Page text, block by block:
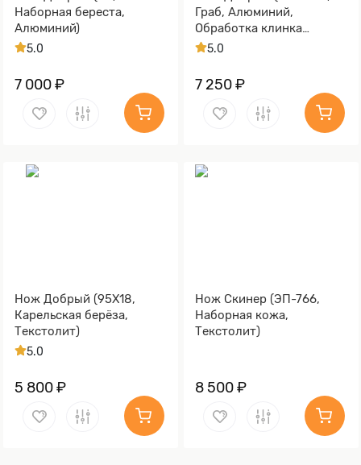
Наборная береста,
Алюминий)
5.0
7 000 ₽
Граб, Алюминий,
Обработка клинка
Stonewash)
5.0
7 250 ₽
Нож Добрый (95Х18,
Карельская берёза,
Текстолит)
5.0
5 800 ₽
Нож Скинер (ЭП-766,
Наборная кожа,
Текстолит)
8 500 ₽